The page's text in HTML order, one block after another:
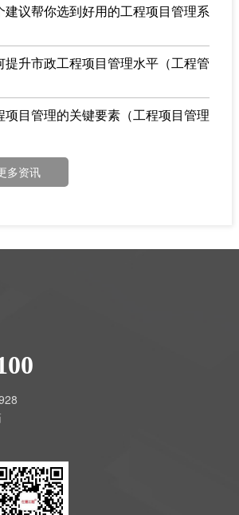
建议帮你选到好用的工程项目管理系
提升市政工程项目管理水平（工程管
项目管理的关键要素（工程项目管理
多资讯